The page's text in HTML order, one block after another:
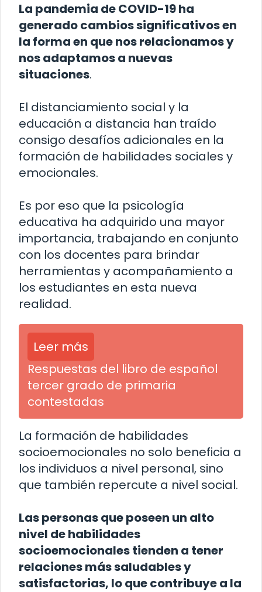
La pandemia de COVID-19 ha
generado cambios significativos en
la forma en que nos relacionamos y
nos adaptamos a nuevas
situaciones.
El distanciamiento social y la
educación a distancia han traído
consigo desafíos adicionales en la
formación de habilidades sociales y
emocionales.
Es por eso que la psicología
educativa ha adquirido una mayor
importancia, trabajando en conjunto
con los docentes para brindar
herramientas y acompañamiento a
los estudiantes en esta nueva
realidad.
Leer más
Respuestas del libro de español
tercer grado de primaria
contestadas
La formación de habilidades
socioemocionales no solo beneficia a
los individuos a nivel personal, sino
que también repercute a nivel social.
Las personas que poseen un alto
nivel de habilidades
socioemocionales tienden a tener
relaciones más saludables y
satisfactorias, lo que contribuye a la